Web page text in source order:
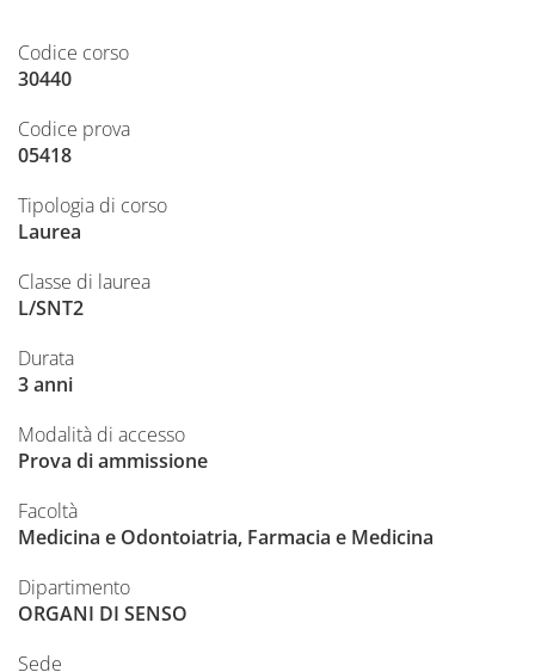
Codice corso
30440
Codice prova
05418
Tipologia di corso
Laurea
Classe di laurea
L/SNT2
Durata
3 anni
Modalità di accesso
Prova di ammissione
Facoltà
Medicina e Odontoiatria, Farmacia e Medicina
Dipartimento
ORGANI DI SENSO
Sede